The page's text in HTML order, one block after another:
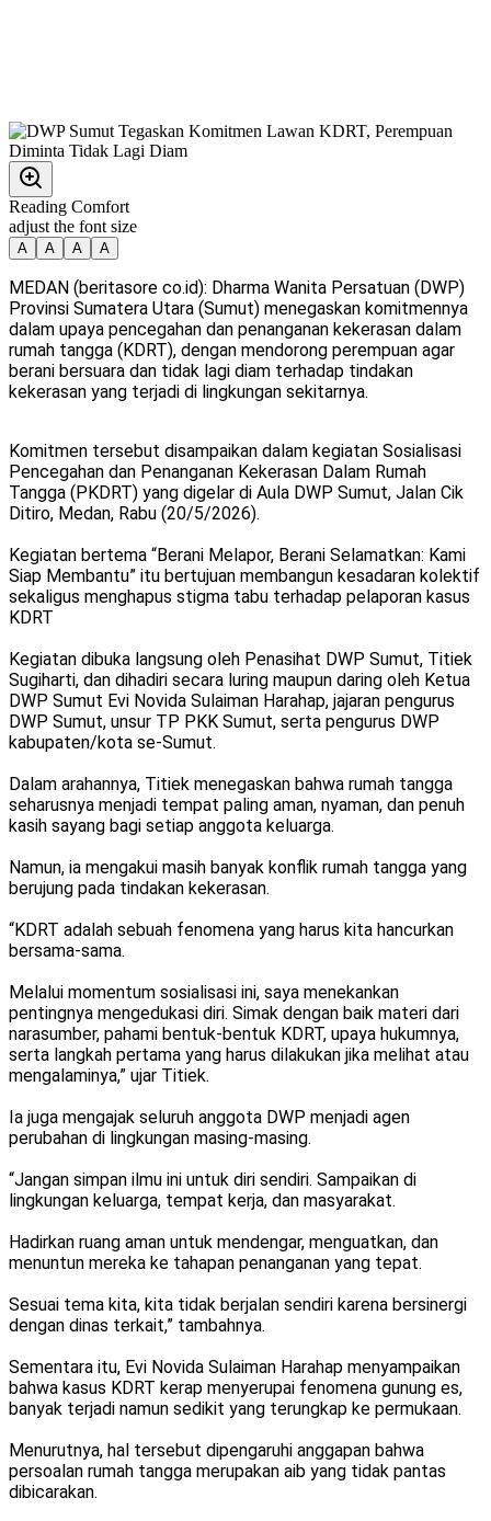
Reading Comfort
adjust the font size
A A A A
MEDAN (beritasore co.id): Dharma Wanita Persatuan (DWP)
Provinsi Sumatera Utara (Sumut) menegaskan komitmennya
dalam upaya pencegahan dan penanganan kekerasan dalam
rumah tangga (KDRT), dengan mendorong perempuan agar
berani bersuara dan tidak lagi diam terhadap tindakan
kekerasan yang terjadi di lingkungan sekitarnya.
Komitmen tersebut disampaikan dalam kegiatan Sosialisasi
Pencegahan dan Penanganan Kekerasan Dalam Rumah
Tangga (PKDRT) yang digelar di Aula DWP Sumut, Jalan Cik
Ditiro, Medan, Rabu (20/5/2026).
Kegiatan bertema “Berani Melapor, Berani Selamatkan: Kami
Siap Membantu” itu bertujuan membangun kesadaran kolektif
sekaligus menghapus stigma tabu terhadap pelaporan kasus
KDRT
Kegiatan dibuka langsung oleh Penasihat DWP Sumut, Titiek
Sugiharti, dan dihadiri secara luring maupun daring oleh Ketua
DWP Sumut Evi Novida Sulaiman Harahap, jajaran pengurus
DWP Sumut, unsur TP PKK Sumut, serta pengurus DWP
kabupaten/kota se-Sumut.
Dalam arahannya, Titiek menegaskan bahwa rumah tangga
seharusnya menjadi tempat paling aman, nyaman, dan penuh
kasih sayang bagi setiap anggota keluarga.
Namun, ia mengakui masih banyak konflik rumah tangga yang
berujung pada tindakan kekerasan.
“KDRT adalah sebuah fenomena yang harus kita hancurkan
bersama-sama.
Melalui momentum sosialisasi ini, saya menekankan
pentingnya mengedukasi diri. Simak dengan baik materi dari
narasumber, pahami bentuk-bentuk KDRT, upaya hukumnya,
serta langkah pertama yang harus dilakukan jika melihat atau
mengalaminya,” ujar Titiek.
Ia juga mengajak seluruh anggota DWP menjadi agen
perubahan di lingkungan masing-masing.
“Jangan simpan ilmu ini untuk diri sendiri. Sampaikan di
lingkungan keluarga, tempat kerja, dan masyarakat.
Hadirkan ruang aman untuk mendengar, menguatkan, dan
menuntun mereka ke tahapan penanganan yang tepat.
Sesuai tema kita, kita tidak berjalan sendiri karena bersinergi
dengan dinas terkait,” tambahnya.
Sementara itu, Evi Novida Sulaiman Harahap menyampaikan
bahwa kasus KDRT kerap menyerupai fenomena gunung es,
banyak terjadi namun sedikit yang terungkap ke permukaan.
Menurutnya, hal tersebut dipengaruhi anggapan bahwa
persoalan rumah tangga merupakan aib yang tidak pantas
dibicarakan.